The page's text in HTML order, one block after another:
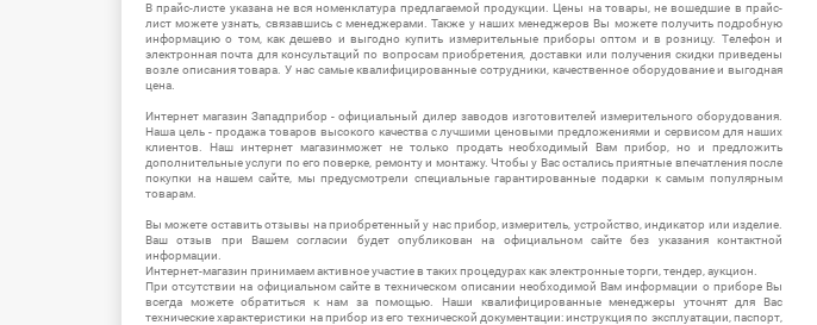
В прайс-листе указана не вся номенклатура предлагаемой продукции. Цены на товары, не вошедшие в прайс-
лист можете узнать, связавшись с менеджерами. Также у наших менеджеров Вы можете получить подробную
информацию о том, как дешево и выгодно купить измерительные приборы оптом и в розницу. Телефон и
электронная почта для консультаций по вопросам приобретения, доставки или получения скидки приведены
возле описания товара. У нас самые квалифицированные сотрудники, качественное оборудование и выгодная
цена.
Интернет магазин Западприбор - официальный дилер заводов изготовителей измерительного оборудования.
Наша цель - продажа товаров высокого качества с лучшими ценовыми предложениями и сервисом для наших
клиентов. Наш интернет магазинможет не только продать необходимый Вам прибор, но и предложить
дополнительные услуги по его поверке, ремонту и монтажу. Чтобы у Вас остались приятные впечатления после
покупки на нашем сайте, мы предусмотрели специальные гарантированные подарки к самым популярным
товарам.
Вы можете оставить отзывы на приобретенный у нас прибор, измеритель, устройство, индикатор или изделие.
Ваш отзыв при Вашем согласии будет опубликован на официальном сайте без указания контактной
информации.
Интернет-магазин принимаем активное участие в таких процедурах как электронные торги, тендер, аукцион.
При отсутствии на официальном сайте в техническом описании необходимой Вам информации о приборе Вы
всегда можете обратиться к нам за помощью. Наши квалифицированные менеджеры уточнят для Вас
технические характеристики на прибор из его технической документации: инструкция по эксплуатации, паспорт,